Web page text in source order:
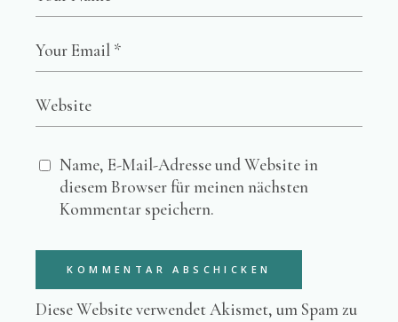
Name, E-Mail-Adresse und Website in
diesem Browser für meinen nächsten
Kommentar speichern.
KOMMENTAR ABSCHICKEN
Diese Website verwendet Akismet, um Spam zu